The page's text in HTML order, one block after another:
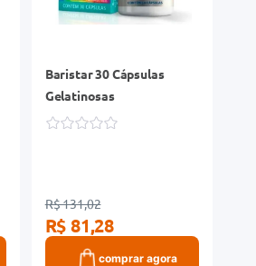
Baristar 30 Cápsulas
Gelatinosas
R$ 131,02
R$ 81,28
comprar agora